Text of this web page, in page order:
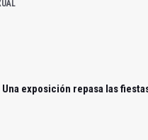
Una exposición repasa las